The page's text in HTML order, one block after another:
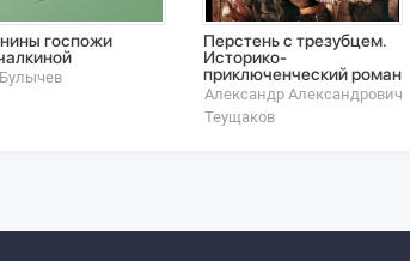
госпожи
Перстень с трезубцем.
Историко-
приключенческий роман
Александр Александрович
Теущаков